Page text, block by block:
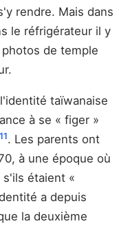
rendre. Mais dans
le réfrigérateur il y
de temple
taïwanaise
à se « figer »
11. Les parents ont
à une époque où
s'ils étaient «
a depuis
la deuxième